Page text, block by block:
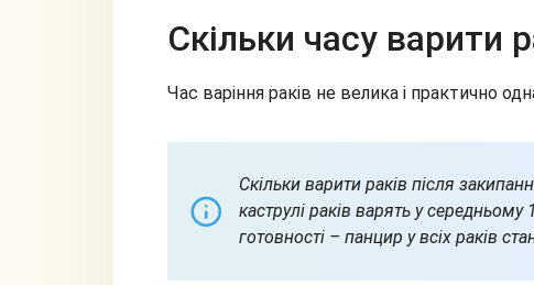
Скільки часу варити
Час варіння раків не велика і практично
Скільки варити раків після
каструлі раків варять у
готовності – панцир у всіх раків